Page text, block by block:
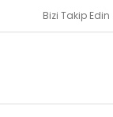
Bizi Takip Edin